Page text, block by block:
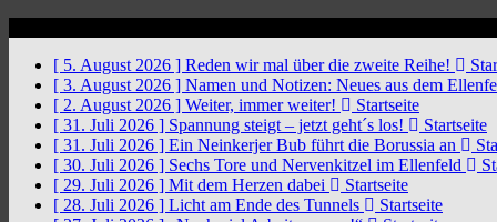
[ 5. August 2026 ] Reden wir mal über die zweite Reihe!
[ 3. August 2026 ] Namen und Notizen: Neues aus dem
[ 2. August 2026 ] Weiter, immer weiter!
Startseite
[ 31. Juli 2026 ] Spannung steigt – jetzt geht´s los!
Startseite
[ 31. Juli 2026 ] Ein Neinkerjer Bub führt die Borussia an
[ 30. Juli 2026 ] Sechs Tore und Nervenkitzel im Ellenfeld
[ 29. Juli 2026 ] Mit dem Herzen dabei
Startseite
[ 28. Juli 2026 ] Licht am Ende des Tunnels
Startseite